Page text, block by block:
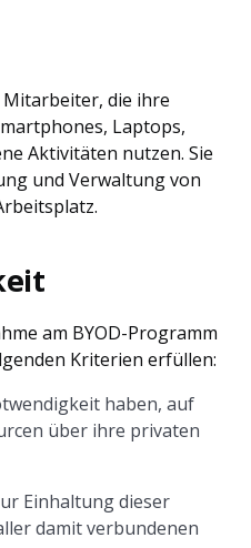
die ihre
Laptops,
Aktivitäten nutzen. Sie
und Verwaltung von
am BYOD-Programm
Kriterien erfüllen:
haben, auf
über ihre privaten
Einhaltung dieser
damit verbundenen